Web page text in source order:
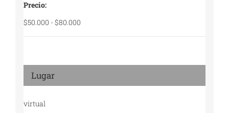
Precio:
$50.000 - $80.000
Lugar
virtual